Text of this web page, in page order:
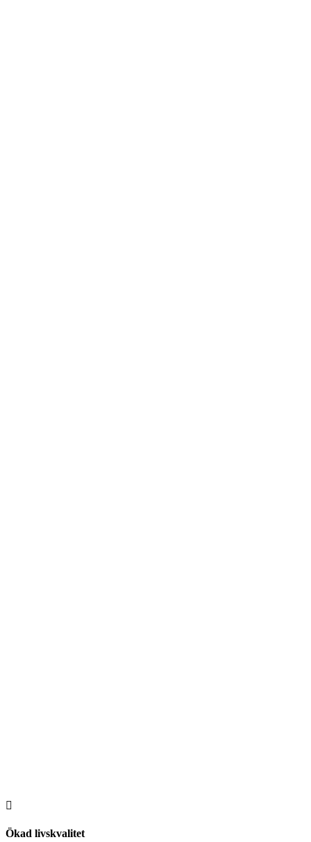

Ökad livskvalitet